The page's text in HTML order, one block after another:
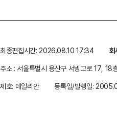
최종편집시간: 2026.08.10 17:34 회
주소 : 서울특별시 용산구 서빙고로 17, 18
제호: 데일리안
등록일/발행일: